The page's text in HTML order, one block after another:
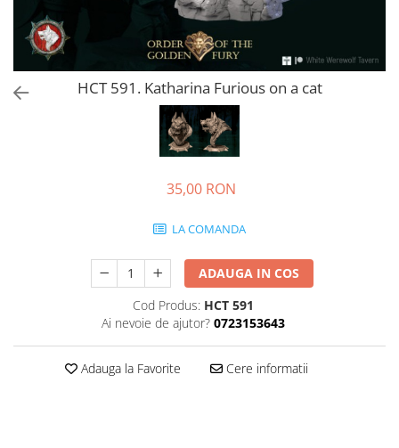
HCT 591. Katharina Furious on a cat
35,00 RON
LA COMANDA
ADAUGA IN COS
Cod Produs: HCT 591
Ai nevoie de ajutor? 0723153643
Adauga la Favorite Cere informatii